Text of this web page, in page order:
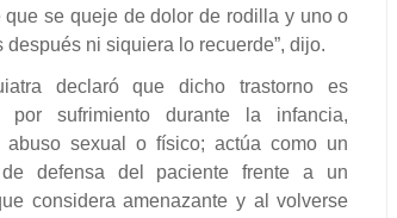
que se queje de dolor de rodilla y uno o
después ni siquiera lo recuerde”, dijo.
declaró que dicho trastorno es
por sufrimiento durante la infancia,
abuso sexual o físico; actúa como un
de defensa del paciente frente a un
considera amenazante y al volverse